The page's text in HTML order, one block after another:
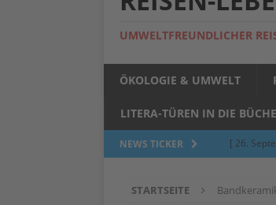
UMWELTFREUNDLICHER
ÖKOLOGIE & UMWELT
LITERA-TÜREN IN DIE
NEWS TICKER [ 26.
[ 5. Juni
STARTSEITE